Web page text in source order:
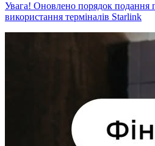
Увага! Оновлено порядок подання
використання терміналів Starlink